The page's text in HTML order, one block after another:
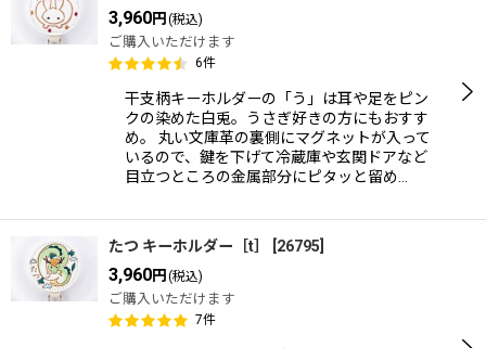
3,960円 (税込)
ご購入いただけます
6件
干支柄キーホルダーの「う」は耳や足をピン
クの染めた白兎。うさぎ好きの方にもおすす
め。 丸い文庫革の裏側にマグネットが入って
いるので、鍵を下げて冷蔵庫や玄関ドアなど
目立つところの金属部分にピタッと留め…
たつ キーホルダー［t］ 26795
3,960円 (税込)
ご購入いただけます
7件